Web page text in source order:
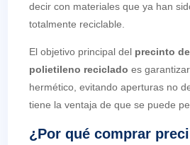
decir con materiales que ya han
totalmente reciclable.
El objetivo principal del precinto
polietileno reciclado es
hermético, evitando aperturas no
tiene la ventaja de que se puede
¿Por qué comprar